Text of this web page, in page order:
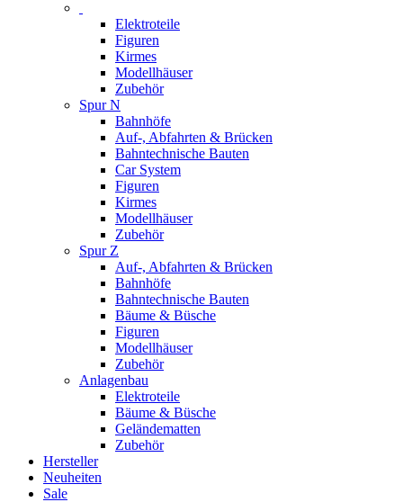
Elektroteile
Figuren
Kirmes
Modellhäuser
Zubehör
Spur N
Bahnhöfe
Auf-, Abfahrten & Brücken
Bahntechnische Bauten
Car System
Figuren
Kirmes
Modellhäuser
Zubehör
Spur Z
Auf-, Abfahrten & Brücken
Bahnhöfe
Bahntechnische Bauten
Bäume & Büsche
Figuren
Modellhäuser
Zubehör
Anlagenbau
Elektroteile
Bäume & Büsche
Geländematten
Zubehör
Hersteller
Neuheiten
Sale